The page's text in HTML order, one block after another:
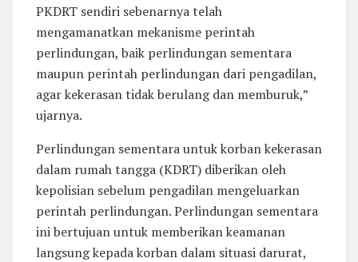
PKDRT sendiri sebenarnya telah
mengamanatkan mekanisme perintah
perlindungan, baik perlindungan sementara
maupun perintah perlindungan dari pengadilan,
agar kekerasan tidak berulang dan memburuk,”
ujarnya.
Perlindungan sementara untuk korban kekerasan
dalam rumah tangga (KDRT) diberikan oleh
kepolisian sebelum pengadilan mengeluarkan
perintah perlindungan. Perlindungan sementara
ini bertujuan untuk memberikan keamanan
langsung kepada korban dalam situasi darurat,